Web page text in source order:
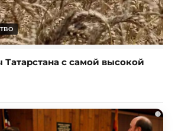
с самой высокой
i